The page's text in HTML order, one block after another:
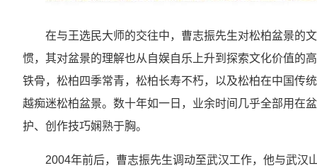
在与王选民大师的交往中，曹志振先生对松柏盆景的
惯，其对盆景的理解也从自娱自乐上升到探索文化价值的
铁骨，松柏四季常青，松柏长寿不朽，以及松柏在中国传
越痴迷松柏盆景。数十年如一日，业余时间几乎全部用在
护、创作技巧娴熟于胸。
2004年前后，曹志振先生调动至武汉工作，他与武汉